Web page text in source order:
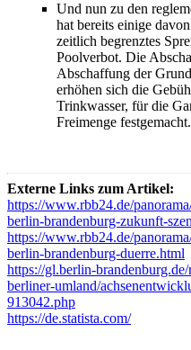
Und nun zu den
hat bereits einige
zeitlich begrenztes
Poolverbot. Die
Abschaffung der
erhöhen sich die
Trinkwasser, für die
Freimenge festgemacht.
Externe Links zum Artikel:
https://www.rbb24.de/
berlin-brandenburg-zukunft-
https://www.rbb24.de/
berlin-brandenburg-duerre.html
https://gl.berlin-
berliner-umland/
913042.php
https://de.statista.com/